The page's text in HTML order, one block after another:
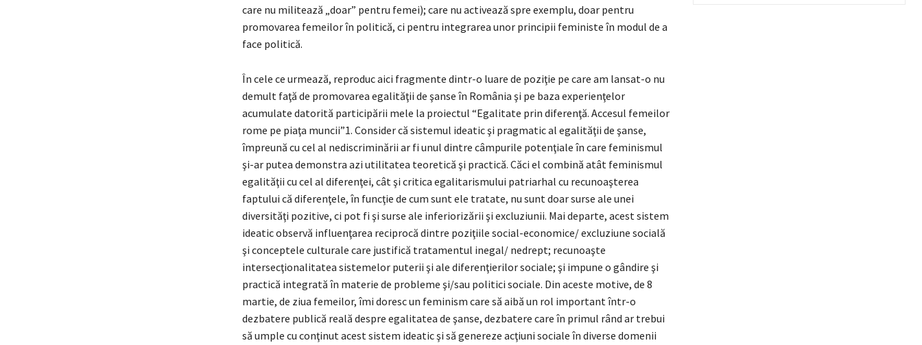
care nu militează „doar” pentru femei); care nu activează spre exemplu, doar pentru
promovarea femeilor în politică, ci pentru integrarea unor principii feministe în modul de a
face politică.
În cele ce urmează, reproduc aici fragmente dintr-o luare de poziţie pe care am lansat-o nu
demult faţă de promovarea egalităţii de şanse în România şi pe baza experienţelor
acumulate datorită participării mele la proiectul “Egalitate prin diferenţă. Accesul femeilor
rome pe piaţa muncii”1. Consider că sistemul ideatic şi pragmatic al egalităţii de şanse,
împreună cu cel al nediscriminării ar fi unul dintre câmpurile potenţiale în care feminismul
şi-ar putea demonstra azi utilitatea teoretică şi practică. Căci el combină atât feminismul
egalităţii cu cel al diferenţei, cât şi critica egalitarismului patriarhal cu recunoaşterea
faptului că diferenţele, în funcţie de cum sunt ele tratate, nu sunt doar surse ale unei
diversităţi pozitive, ci pot fi şi surse ale inferiorizării şi excluziunii. Mai departe, acest sistem
ideatic observă influenţarea reciprocă dintre poziţiile social-economice/ excluziune socială
şi conceptele culturale care justifică tratamentul inegal/ nedrept; recunoaşte
intersecţionalitatea sistemelor puterii şi ale diferenţierilor sociale; şi impune o gândire şi
practică integrată în materie de probleme şi/sau politici sociale. Din aceste motive, de 8
martie, de ziua femeilor, îmi doresc un feminism care să aibă un rol important într-o
dezbatere publică reală despre egalitatea de şanse, dezbatere care în primul rând ar trebui
să umple cu conţinut acest sistem ideatic şi să genereze acţiuni sociale în diverse domenii